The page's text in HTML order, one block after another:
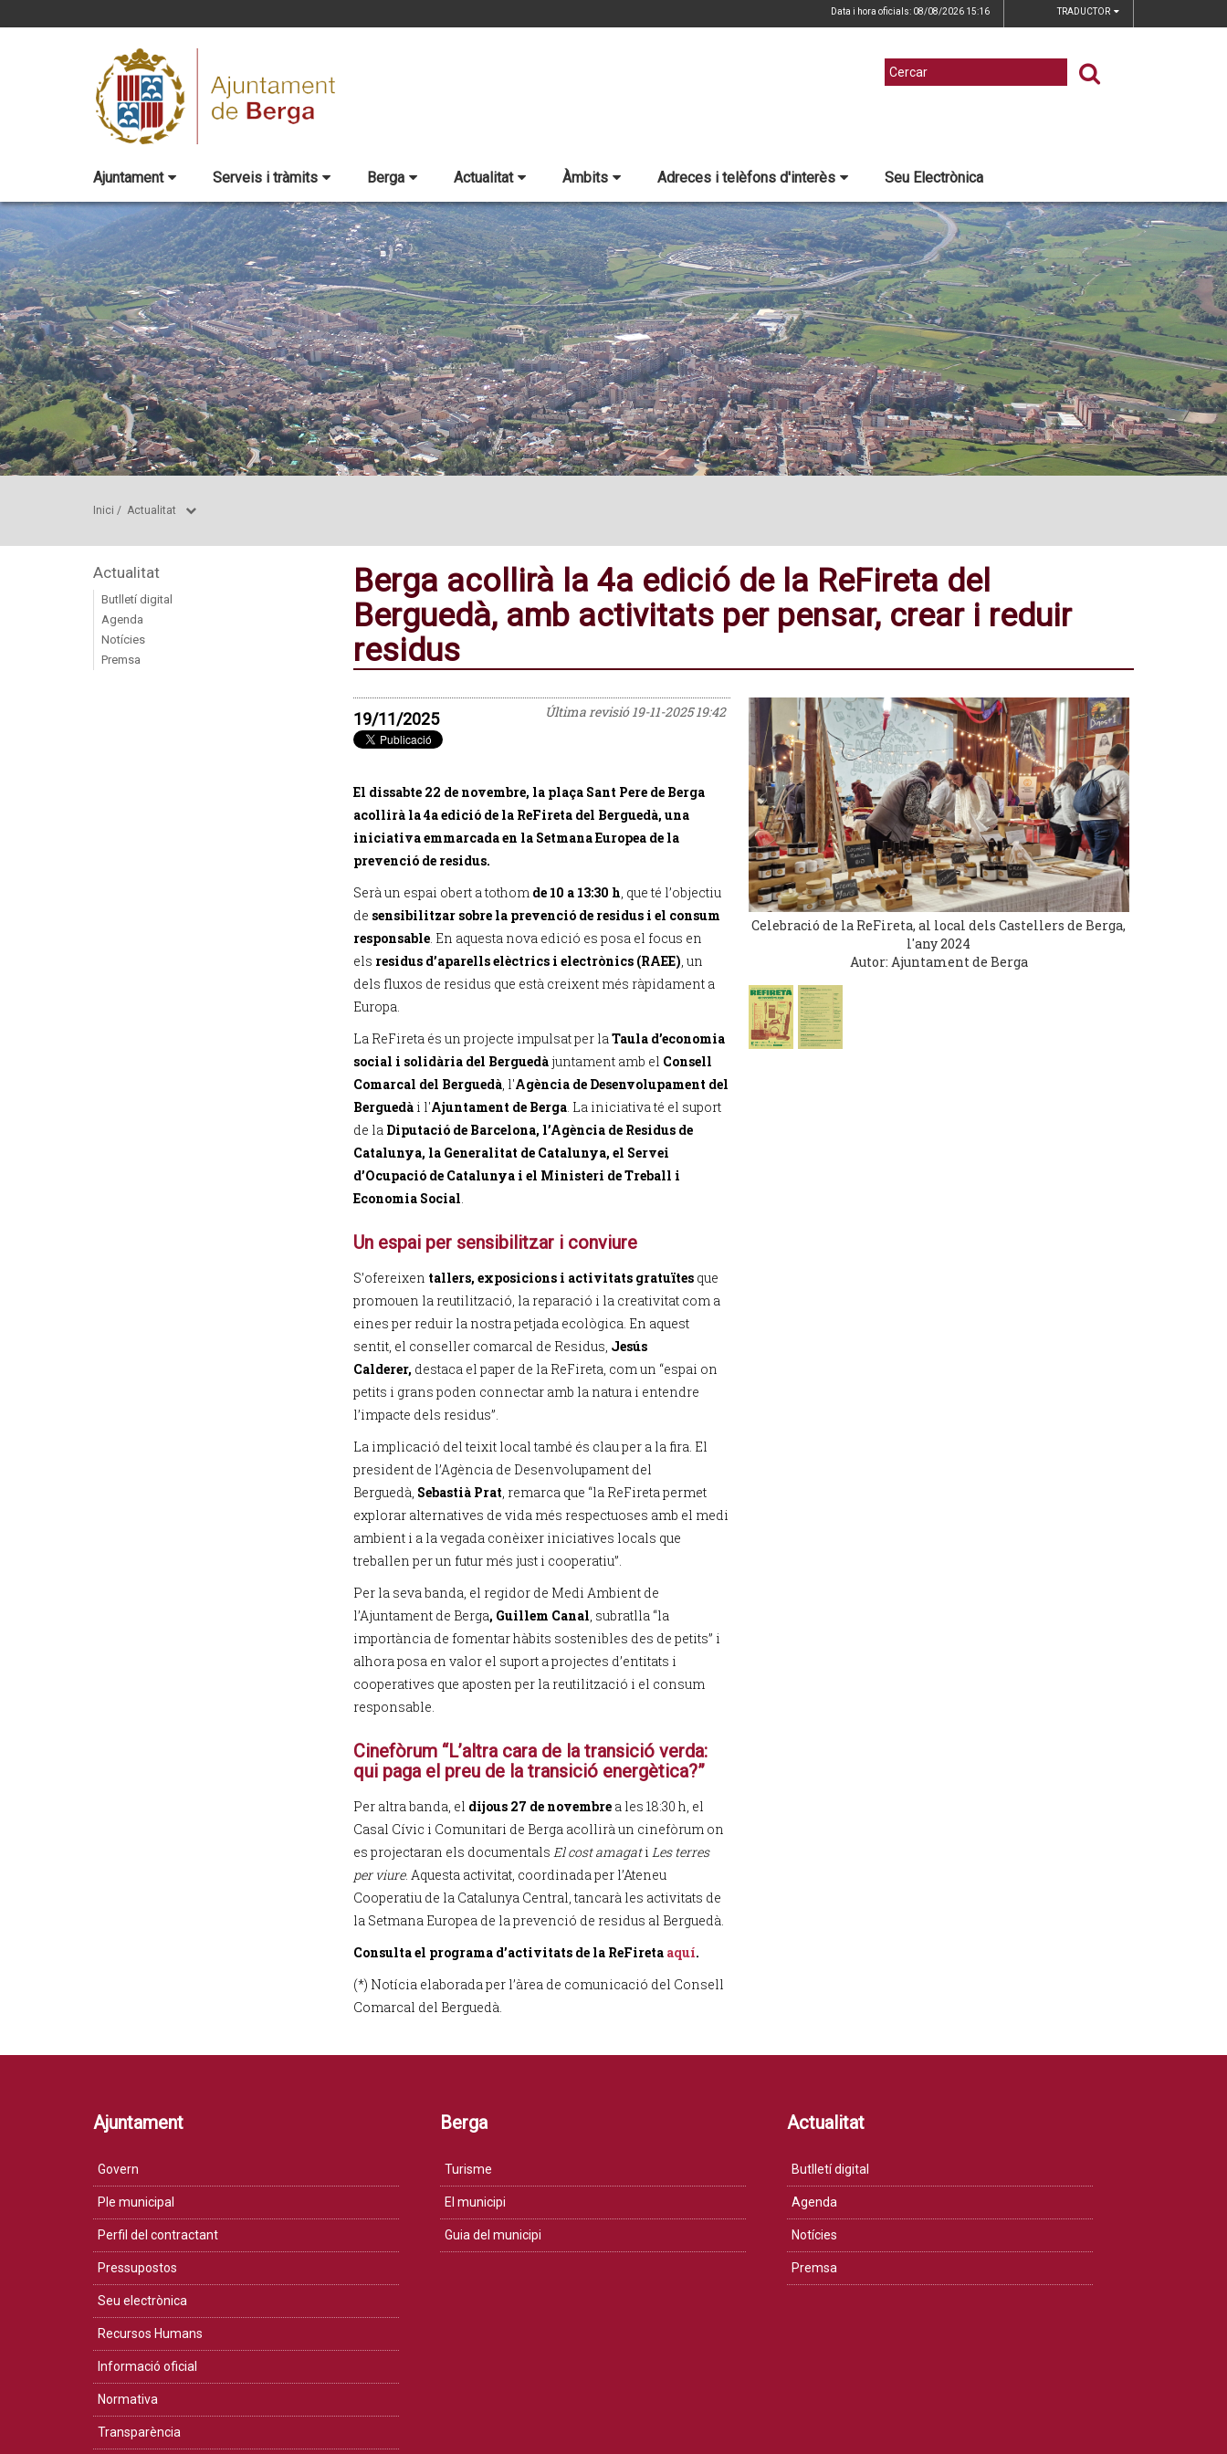
Data i hora oficials: 08/08/2026 15:16 TRADUCTOR
Ajuntament Serveis i tràmits Berga Actualitat Àmbits Adreces i telèfons d'interès Seu Electrònica
Inici / Actualitat
Actualitat
Butlletí digital
Agenda
Notícies
Premsa
Berga acollirà la 4a edició de la ReFireta del
Berguedà, amb activitats per pensar, crear i reduir
residus
Última revisió19-11-2025 19:42
19/11/2025
El dissabte 22 de novembre, la plaça Sant Pere de Berga
acollirà la 4a edició de la ReFireta del Berguedà, una
iniciativa emmarcada en la Setmana Europea de la
prevenció de residus.
Serà un espai obert a tothom de 10 a 13:30 h, que té l’objectiu
de sensibilitzar sobre la prevenció de residus i el consum
responsable. En aquesta nova edició es posa el focus en
els residus d’aparells elèctrics i electrònics (RAEE), un
dels fluxos de residus que està creixent més ràpidament a
Europa.
La ReFireta és un projecte impulsat per laTaula d’economia
social i solidària del Berguedà juntament amb el Consell
Comarcal del Berguedà, l'Agència de Desenvolupament del
Berguedà i l'Ajuntament de Berga. La iniciativa té el suport
de la Diputació de Barcelona, l’Agència de Residus de
Catalunya, la Generalitat de Catalunya, el Servei
d’Ocupació de Catalunya i el Ministeri de Treball i
Economia Social.
Un espai per sensibilitzar i conviure
S’ofereixen tallers, exposicions i activitats gratuïtes que
promouen la reutilització, la reparació i la creativitat com a
eines per reduir la nostra petjada ecològica. En aquest
sentit, el conseller comarcal de Residus, Jesús
Calderer, destaca el paper de la ReFireta, com un “espai on
petits i grans poden connectar amb la natura i entendre
l’impacte dels residus”.
La implicació del teixit local també és clau per a la fira. El
president de l’Agència de Desenvolupament del
Berguedà, Sebastià Prat, remarca que “la ReFireta permet
explorar alternatives de vida més respectuoses amb el medi
ambient i a la vegada conèixer iniciatives locals que
treballen per un futur més just i cooperatiu”.
Per la seva banda, el regidor de Medi Ambient de
l’Ajuntament de Berga, Guillem Canal, subratlla “la
importància de fomentar hàbits sostenibles des de petits” i
alhora posa en valor el suport a projectes d’entitats i
cooperatives que aposten per la reutilització i el consum
responsable.
Cinefòrum “L’altra cara de la transició verda:
qui paga el preu de la transició energètica?”
Per altra banda, el dijous 27 de novembre a les 18:30 h, el
Casal Cívic i Comunitari de Berga acollirà un cinefòrum on
es projectaran els documentals El cost amagati Les terres
per viure. Aquesta activitat, coordinada per l’Ateneu
Cooperatiu de la Catalunya Central, tancarà les activitats de
la Setmana Europea de la prevenció de residus al Berguedà.
Consulta el programa d’activitats de la ReFireta aquí.
(*) Notícia elaborada per l’àrea de comunicació del Consell
Comarcal del Berguedà.
Celebració de la ReFireta, al local dels Castellers de Berga,
l'any 2024
Autor: Ajuntament de Berga
Ajuntament
Govern
Ple municipal
Perfil del contractant
Pressupostos
Seu electrònica
Recursos Humans
Informació oficial
Normativa
Transparència
Berga
Turisme
El municipi
Guia del municipi
Actualitat
Butlletí digital
Agenda
Notícies
Premsa